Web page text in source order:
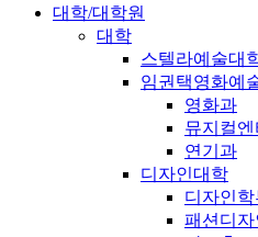
대학/대학원
대학
스텔라예술대
임권택영화예
영화과
뮤지컬
연기과
디자인대학
디자인학
패션디